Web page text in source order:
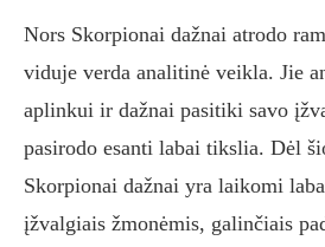
Nors Skorpionai dažnai atrodo
viduje verda analitinė veikla. Jie
aplinkui ir dažnai pasitiki savo
pasirodo esanti labai tikslia. Dėl
Skorpionai dažnai yra laikomi
įžvalgiais žmonėmis, galinčiais